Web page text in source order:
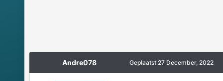
Andre078 Geplaatst 27 December, 2022